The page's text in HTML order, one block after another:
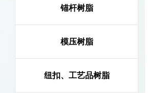
锚杆树脂
模压树脂
纽扣、工艺品树脂